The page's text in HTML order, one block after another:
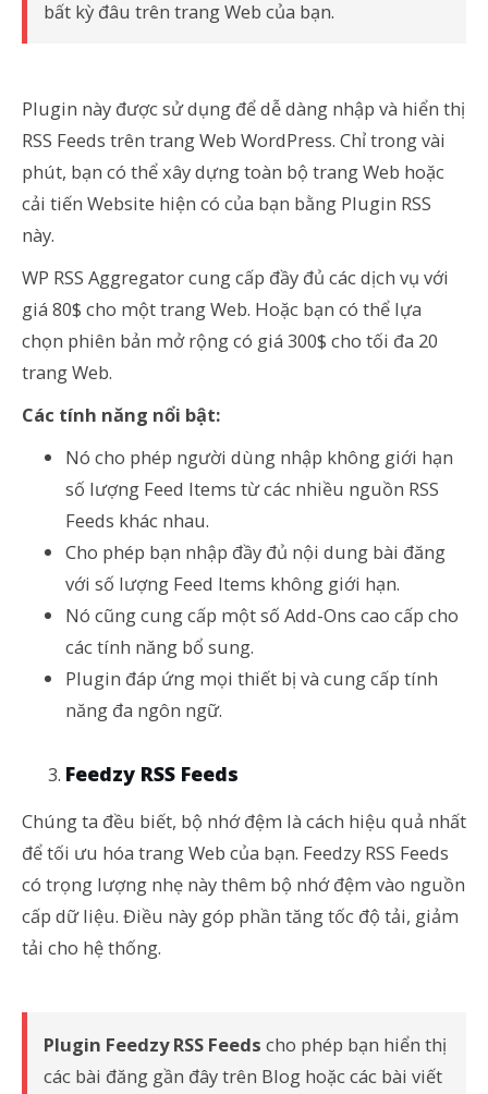
bất kỳ đâu trên trang Web của bạn.
Plugin này được sử dụng để dễ dàng nhập và hiển thị
RSS Feeds trên trang Web WordPress. Chỉ trong vài
phút, bạn có thể xây dựng toàn bộ trang Web hoặc
cải tiến Website hiện có của bạn bằng Plugin RSS
này.
WP RSS Aggregator cung cấp đầy đủ các dịch vụ với
giá 80$ cho một trang Web. Hoặc bạn có thể lựa
chọn phiên bản mở rộng có giá 300$ cho tối đa 20
trang Web.
Các tính năng nổi bật:
Nó cho phép người dùng nhập không giới hạn
số lượng Feed Items từ các nhiều nguồn RSS
Feeds khác nhau.
Cho phép bạn nhập đầy đủ nội dung bài đăng
với số lượng Feed Items không giới hạn.
Nó cũng cung cấp một số Add-Ons cao cấp cho
các tính năng bổ sung.
Plugin đáp ứng mọi thiết bị và cung cấp tính
năng đa ngôn ngữ.
Feedzy RSS Feeds
Chúng ta đều biết, bộ nhớ đệm là cách hiệu quả nhất
để tối ưu hóa trang Web của bạn. Feedzy RSS Feeds
có trọng lượng nhẹ này thêm bộ nhớ đệm vào nguồn
cấp dữ liệu. Điều này góp phần tăng tốc độ tải, giảm
tải cho hệ thống.
Plugin Feedzy RSS Feeds cho phép bạn hiển thị
các bài đăng gần đây trên Blog hoặc các bài viết